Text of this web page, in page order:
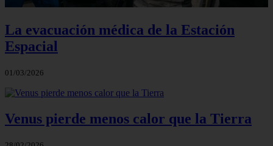
La evacuación médica de la Estación
Espacial
01/03/2026
Venus pierde menos calor que la Tierra